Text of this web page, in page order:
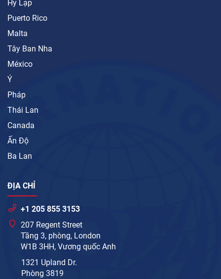
Hy Lạp
Puerto Rico
Malta
Tây Ban Nha
México
Ý
Pháp
Thái Lan
Canada
Ấn Độ
Ba Lan
ĐỊA CHỈ
+1 205 855 3153
207 Regent Street
Tầng 3, phòng, London
W1B 3HH, Vương quốc Anh
1321 Upland Dr.
Phòng 3819